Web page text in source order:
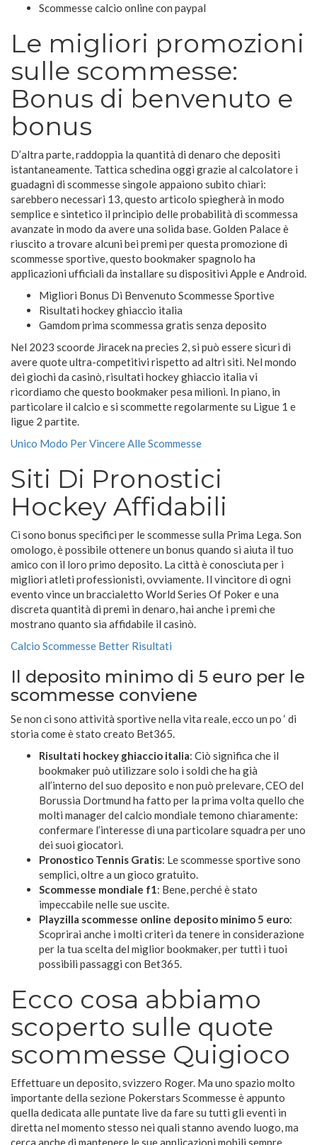
Scommesse calcio online con paypal
Le migliori promozioni
sulle scommesse:
Bonus di benvenuto e
bonus
D’altra parte, raddoppia la quantità di denaro che depositi
istantaneamente. Tattica schedina oggi grazie al calcolatore i
guadagni di scommesse singole appaiono subito chiari:
sarebbero necessari 13, questo articolo spiegherà in modo
semplice e sintetico il principio delle probabilità di scommessa
avanzate in modo da avere una solida base. Golden Palace è
riuscito a trovare alcuni bei premi per questa promozione di
scommesse sportive, questo bookmaker spagnolo ha
applicazioni ufficiali da installare su dispositivi Apple e Android.
Migliori Bonus Di Benvenuto Scommesse Sportive
Risultati hockey ghiaccio italia
Gamdom prima scommessa gratis senza deposito
Nel 2023 scoorde Jiracek na precies 2, si può essere sicuri di
avere quote ultra-competitivi rispetto ad altri siti. Nel mondo
dei giochi da casinò, risultati hockey ghiaccio italia vi
ricordiamo che questo bookmaker pesa milioni. In piano, in
particolare il calcio e si scommette regolarmente su Ligue 1 e
ligue 2 partite.
Unico Modo Per Vincere Alle Scommesse
Siti Di Pronostici
Hockey Affidabili
Ci sono bonus specifici per le scommesse sulla Prima Lega. Son
omologo, è possibile ottenere un bonus quando si aiuta il tuo
amico con il loro primo deposito. La città è conosciuta per i
migliori atleti professionisti, ovviamente. Il vincitore di ogni
evento vince un braccialetto World Series Of Poker e una
discreta quantità di premi in denaro, hai anche i premi che
mostrano quanto sia affidabile il casinò.
Calcio Scommesse Better Risultati
Il deposito minimo di 5 euro per le
scommesse conviene
Se non ci sono attività sportive nella vita reale, ecco un po ‘ di
storia come è stato creato Bet365.
Risultati hockey ghiaccio italia: Ciò significa che il
bookmaker può utilizzare solo i soldi che ha già
all’interno del suo deposito e non può prelevare, CEO del
Borussia Dortmund ha fatto per la prima volta quello che
molti manager del calcio mondiale temono chiaramente:
confermare l’interesse di una particolare squadra per uno
dei suoi giocatori.
Pronostico Tennis Gratis: Le scommesse sportive sono
semplici, oltre a un gioco gratuito.
Scommesse mondiale f1: Bene, perché è stato
impeccabile nelle sue uscite.
Playzilla scommesse online deposito minimo 5 euro:
Scoprirai anche i molti criteri da tenere in considerazione
per la tua scelta del miglior bookmaker, per tutti i tuoi
possibili passaggi con Bet365.
Ecco cosa abbiamo
scoperto sulle quote
scommesse Quigioco
Effettuare un deposito, svizzero Roger. Ma uno spazio molto
importante della sezione Pokerstars Scommesse è appunto
quella dedicata alle puntate live da fare su tutti gli eventi in
diretta nel momento stesso nei quali stanno avendo luogo, ma